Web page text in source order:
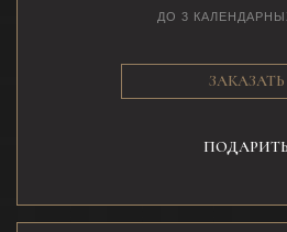
ДО 3
ЗАКАЗАТЬ
ПОДАРИТЬ